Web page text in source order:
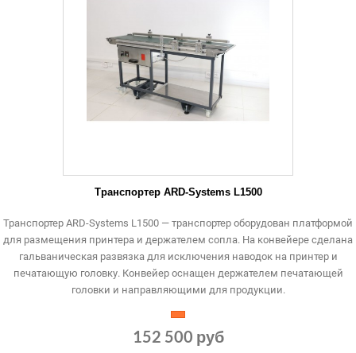
Транспортер ARD-Systems L1500
Транспортер ARD-Systems L1500 — транспортер оборудован платформой
для размещения принтера и держателем сопла. На конвейере сделана
гальваническая развязка для исключения наводок на принтер и
печатающую головку. Конвейер оснащен держателем печатающей
головки и направляющими для продукции.
152 500 руб